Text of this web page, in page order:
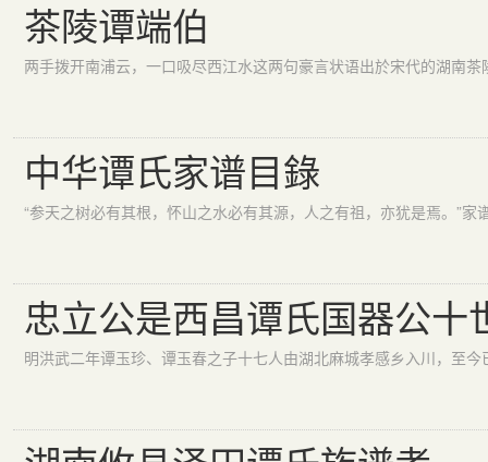
茶陵谭端伯
中华谭氏家谱目錄
忠立公是西昌谭氏国器公十